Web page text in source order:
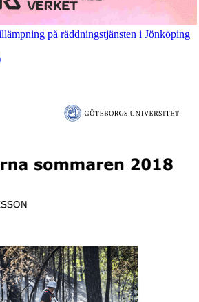
på räddningstjänsten i Jönköping